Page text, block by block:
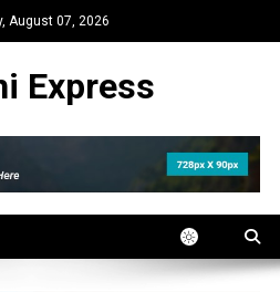
August 07, 2026
Express